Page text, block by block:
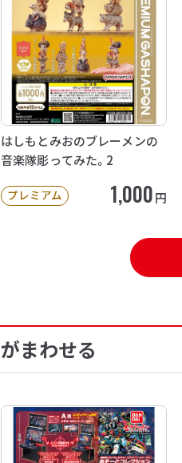
はしもとみおのブレーメンの
音楽隊彫ってみた。2
プレミアム 1,000円
がまわせる